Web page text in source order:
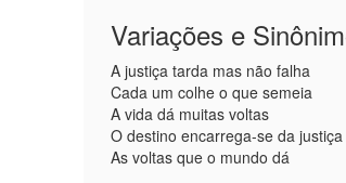
Variações e
A justiça tarda mas não falha
Cada um colhe o que semeia
A vida dá muitas voltas
O destino encarrega-se da justiça
As voltas que o mundo dá